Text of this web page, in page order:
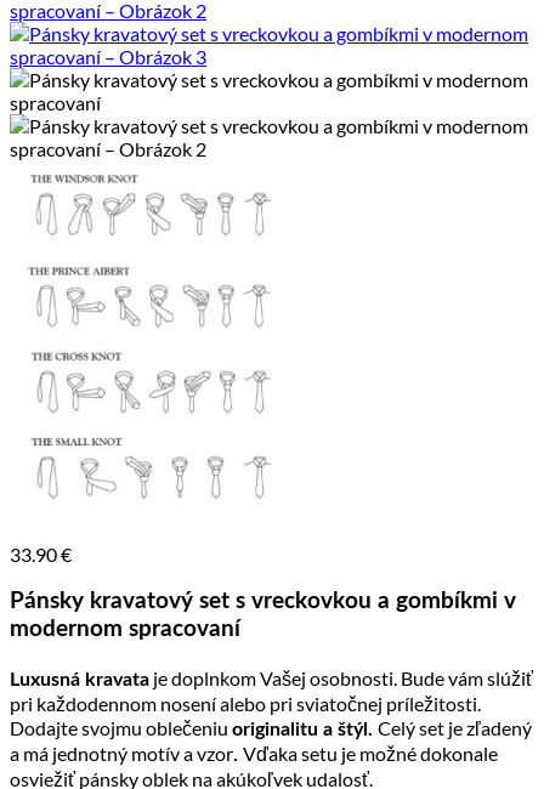
33.90€
Pánsky kravatový set s vreckovkou a gombíkmi v
modernom spracovaní
Luxusná kravata je doplnkom Vašej osobnosti. Bude vám slúžiť
pri každodennom nosení alebo pri sviatočnej príležitosti.
Dodajte svojmu oblečeniu originalitu a štýl. Celý set je zľadený
a má jednotný motív a vzor. Vďaka setu je možné dokonale
osviežiť pánsky oblek na akúkoľvek udalosť.